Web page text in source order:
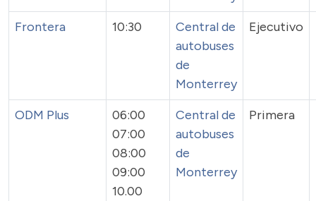
Frontera
10:30
Central de
autobuses
de
Monterrey
Ejecutivo
ODM Plus
06:00
07:00
08:00
09:00
10.00
Central de
autobuses
de
Monterrey
Primera